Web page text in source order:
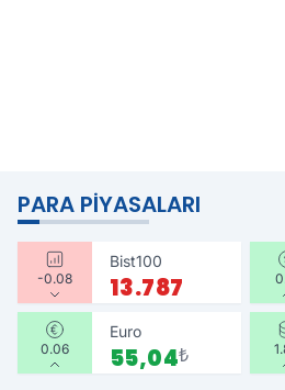
PARA PIYASALARI
-0.08
Bist100
13.787
0.06
Euro
55,04₺